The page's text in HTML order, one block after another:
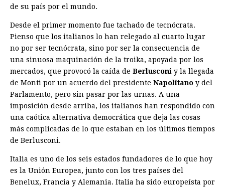
de su país por el mundo.
Desde el primer momento fue tachado de tecnócrata.
Pienso que los italianos lo han relegado al cuarto lugar
no por ser tecnócrata, sino por ser la consecuencia de
una sinuosa maquinación de la troika, apoyada por los
mercados, que provocó la caída de Berlusconi y la llegada
de Monti por un acuerdo del presidente Napolitano y del
Parlamento, pero sin pasar por las urnas. A una
imposición desde arriba, los italianos han respondido con
una caótica alternativa democrática que deja las cosas
más complicadas de lo que estaban en los últimos tiempos
de Berlusconi.
Italia es uno de los seis estados fundadores de lo que hoy
es la Unión Europea, junto con los tres países del
Benelux, Francia y Alemania. Italia ha sido europeísta por